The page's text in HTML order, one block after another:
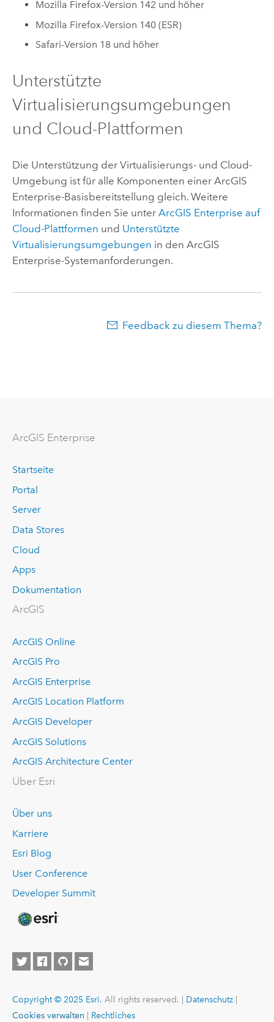
Mozilla Firefox-Version 142 und höher
Mozilla Firefox-Version 140 (ESR)
Safari-Version 18 und höher
Unterstützte
Virtualisierungsumgebungen
und Cloud-Plattformen
Die Unterstützung der Virtualisierungs- und Cloud-
Umgebung ist für alle Komponenten einer ArcGIS
Enterprise-Basisbereitstellung gleich. Weitere
Informationen finden Sie unter ArcGIS Enterprise auf
Cloud-Plattformen und Unterstützte
Virtualisierungsumgebungen in den ArcGIS
Enterprise-Systemanforderungen.
Feedback zu diesem Thema?
ArcGIS Enterprise
Startseite
Portal
Server
Data Stores
Cloud
Apps
Dokumentation
ArcGIS
ArcGIS Online
ArcGIS Pro
ArcGIS Enterprise
ArcGIS Location Platform
ArcGIS Developer
ArcGIS Solutions
ArcGIS Architecture Center
Über Esri
Über uns
Karriere
Esri Blog
User Conference
Developer Summit
Copyright © 2025 Esri. All rights reserved. | Datenschutz|
Cookies verwalten
Rechtliches